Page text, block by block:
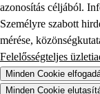
azonosítás céljából.
Személyre szabott
mérése,
Felelősségteljes
Minden Cookie
Minden Cookie